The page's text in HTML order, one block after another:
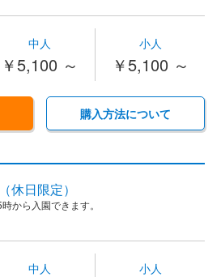
中人
￥5,100 ～
小人
￥5,100 ～
購入方法について
休日限定）
から入園できます。
中人 小人